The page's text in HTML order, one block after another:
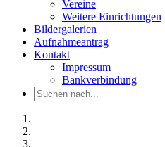
Vereine
Weitere Einrichtungen
Bildergalerien
Aufnahmeantrag
Kontakt
Impressum
Bankverbindung